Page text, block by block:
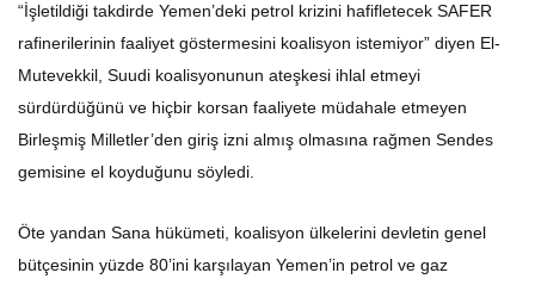
“İşletildiği takdirde Yemen’deki petrol krizini hafifletecek SAFER
rafinerilerinin faaliyet göstermesini koalisyon istemiyor” diyen El-
Mutevekkil, Suudi koalisyonunun ateşkesi ihlal etmeyi
sürdürdüğünü ve hiçbir korsan faaliyete müdahale etmeyen
Birleşmiş Milletler’den giriş izni almış olmasına rağmen Sendes
gemisine el koyduğunu söyledi.
Öte yandan Sana hükümeti, koalisyon ülkelerini devletin genel
bütçesinin yüzde 80’ini karşılayan Yemen’in petrol ve gaz